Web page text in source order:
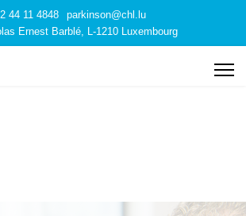
44 11 4848
parkinson@chl.lu
Ernest Barblé, L-1210 Luxembourg